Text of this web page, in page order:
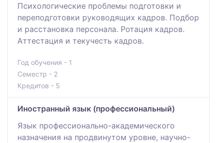
Психологические проблемы подготовки и
переподготовки руководящих кадров. Подбор
и расстановка персонала. Ротация кадров.
Аттестация и текучесть кадров.
Год обучения - 1
Семестр - 2
Кредитов - 5
Иностранный язык (профессиональный)
Язык профессионально-академического
назначения на продвинутом уровне, научно-